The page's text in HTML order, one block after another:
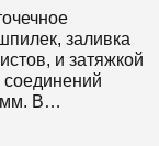
заливка
и затяжкой
мм. В